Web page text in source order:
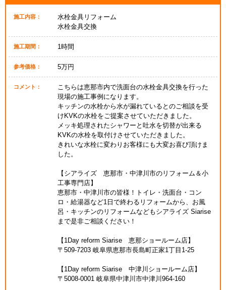
施工内容：
水栓金具リフォーム
水栓金具交換
施工期間： 1時間
参考価格： 5万円
コメント：
こちらは恵那市内で洗面台の水栓金具交換を行った
現場の施工事例になります。
キッチンの水栓から水が漏れているとのご相談を受
けKVKの水栓をご提案させていただきました。
メッキ処理されたシャワーと吐水を切替が出来る
KVKの水栓を取付けさせていただきました。
きれいな水栓に変わりお客様にも大変お喜び頂けま
した。
【シアライズ 恵那市・中津川市のリフォーム＆小
工事専門店】
恵那市・中津川市の皆様！トイレ・洗面台・コン
ロ・給湯器など1日で終わるリフォームから、お風
呂・キッチンのリフォームなどもシアライズ Siarise
まで是非ご相談ください！
【1Day reform Siarise 恵那ショールーム店】
〒509-7203 岐阜県恵那市長島町正家1丁目1-25
【1Day reform Siarise 中津川ショールーム店】
〒5008-0001 岐阜県中津川市中津川964-160